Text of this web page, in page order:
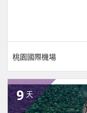
桃園國際機場
9 天